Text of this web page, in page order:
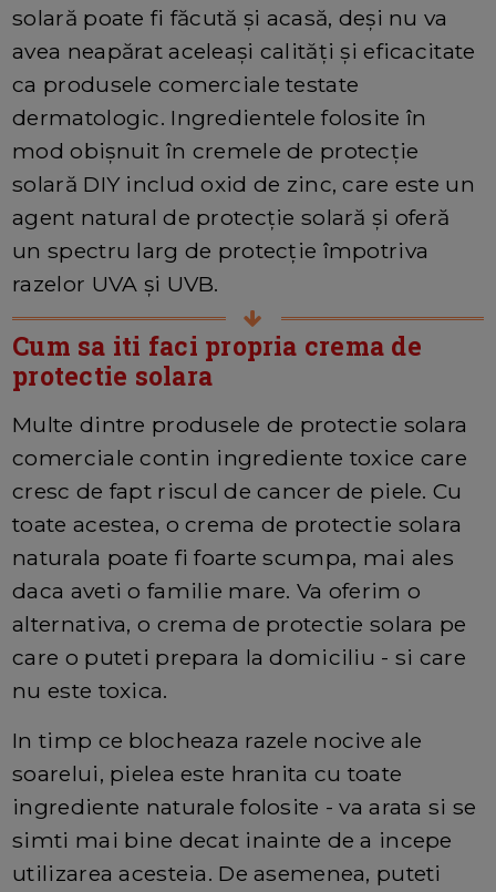
solară poate fi făcută și acasă, deși nu va
avea neapărat aceleași calități și eficacitate
ca produsele comerciale testate
dermatologic. Ingredientele folosite în
mod obișnuit în cremele de protecție
solară DIY includ oxid de zinc, care este un
agent natural de protecție solară și oferă
un spectru larg de protecție împotriva
razelor UVA și UVB.
Cum sa iti faci propria crema de
protectie solara
Multe dintre produsele de protectie solara
comerciale contin ingrediente toxice care
cresc de fapt riscul de cancer de piele. Cu
toate acestea, o crema de protectie solara
naturala poate fi foarte scumpa, mai ales
daca aveti o familie mare. Va oferim o
alternativa, o crema de protectie solara pe
care o puteti prepara la domiciliu - si care
nu este toxica.
In timp ce blocheaza razele nocive ale
soarelui, pielea este hranita cu toate
ingrediente naturale folosite - va arata si se
simti mai bine decat inainte de a incepe
utilizarea acesteia. De asemenea, puteti